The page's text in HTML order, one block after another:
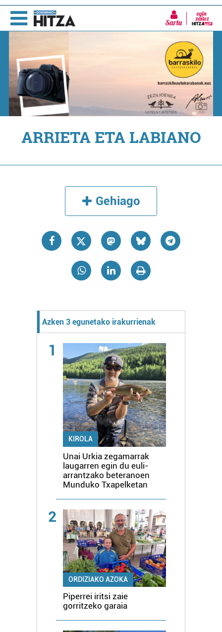
Sartu
ARRIETA ETA LABIANO
Gehiago
Azken 3 egunetako irakurrienak
1
KIROLA
Unai Urkia zegamarrak
laugarren egin du euli-
arrantzako beteranoen
Munduko Txapelketan
2
ORDIZIAKO AZOKA
Piperrei iritsi zaie
gorritzeko garaia